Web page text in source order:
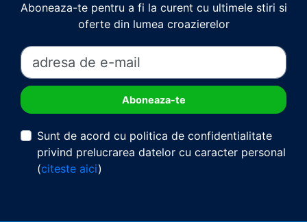
Aboneaza-te pentru a fi la curent cu ultimele stiri si
oferte din lumea croazierelor
Sunt de acord cu politica de confidentialitate
privind prelucrarea datelor cu caracter personal
(citeste aici)